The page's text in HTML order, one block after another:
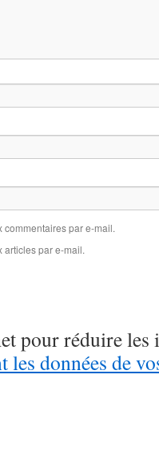
par e-mail.
articles par e-mail.
pour réduire les
les données de